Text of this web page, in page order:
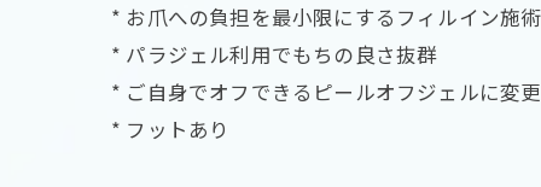
* お爪への負担を最小限にするフィルイン施術
* パラジェル利用でもちの良さ抜群
* ご自身でオフできるピールオフジェルに変
* フットあり